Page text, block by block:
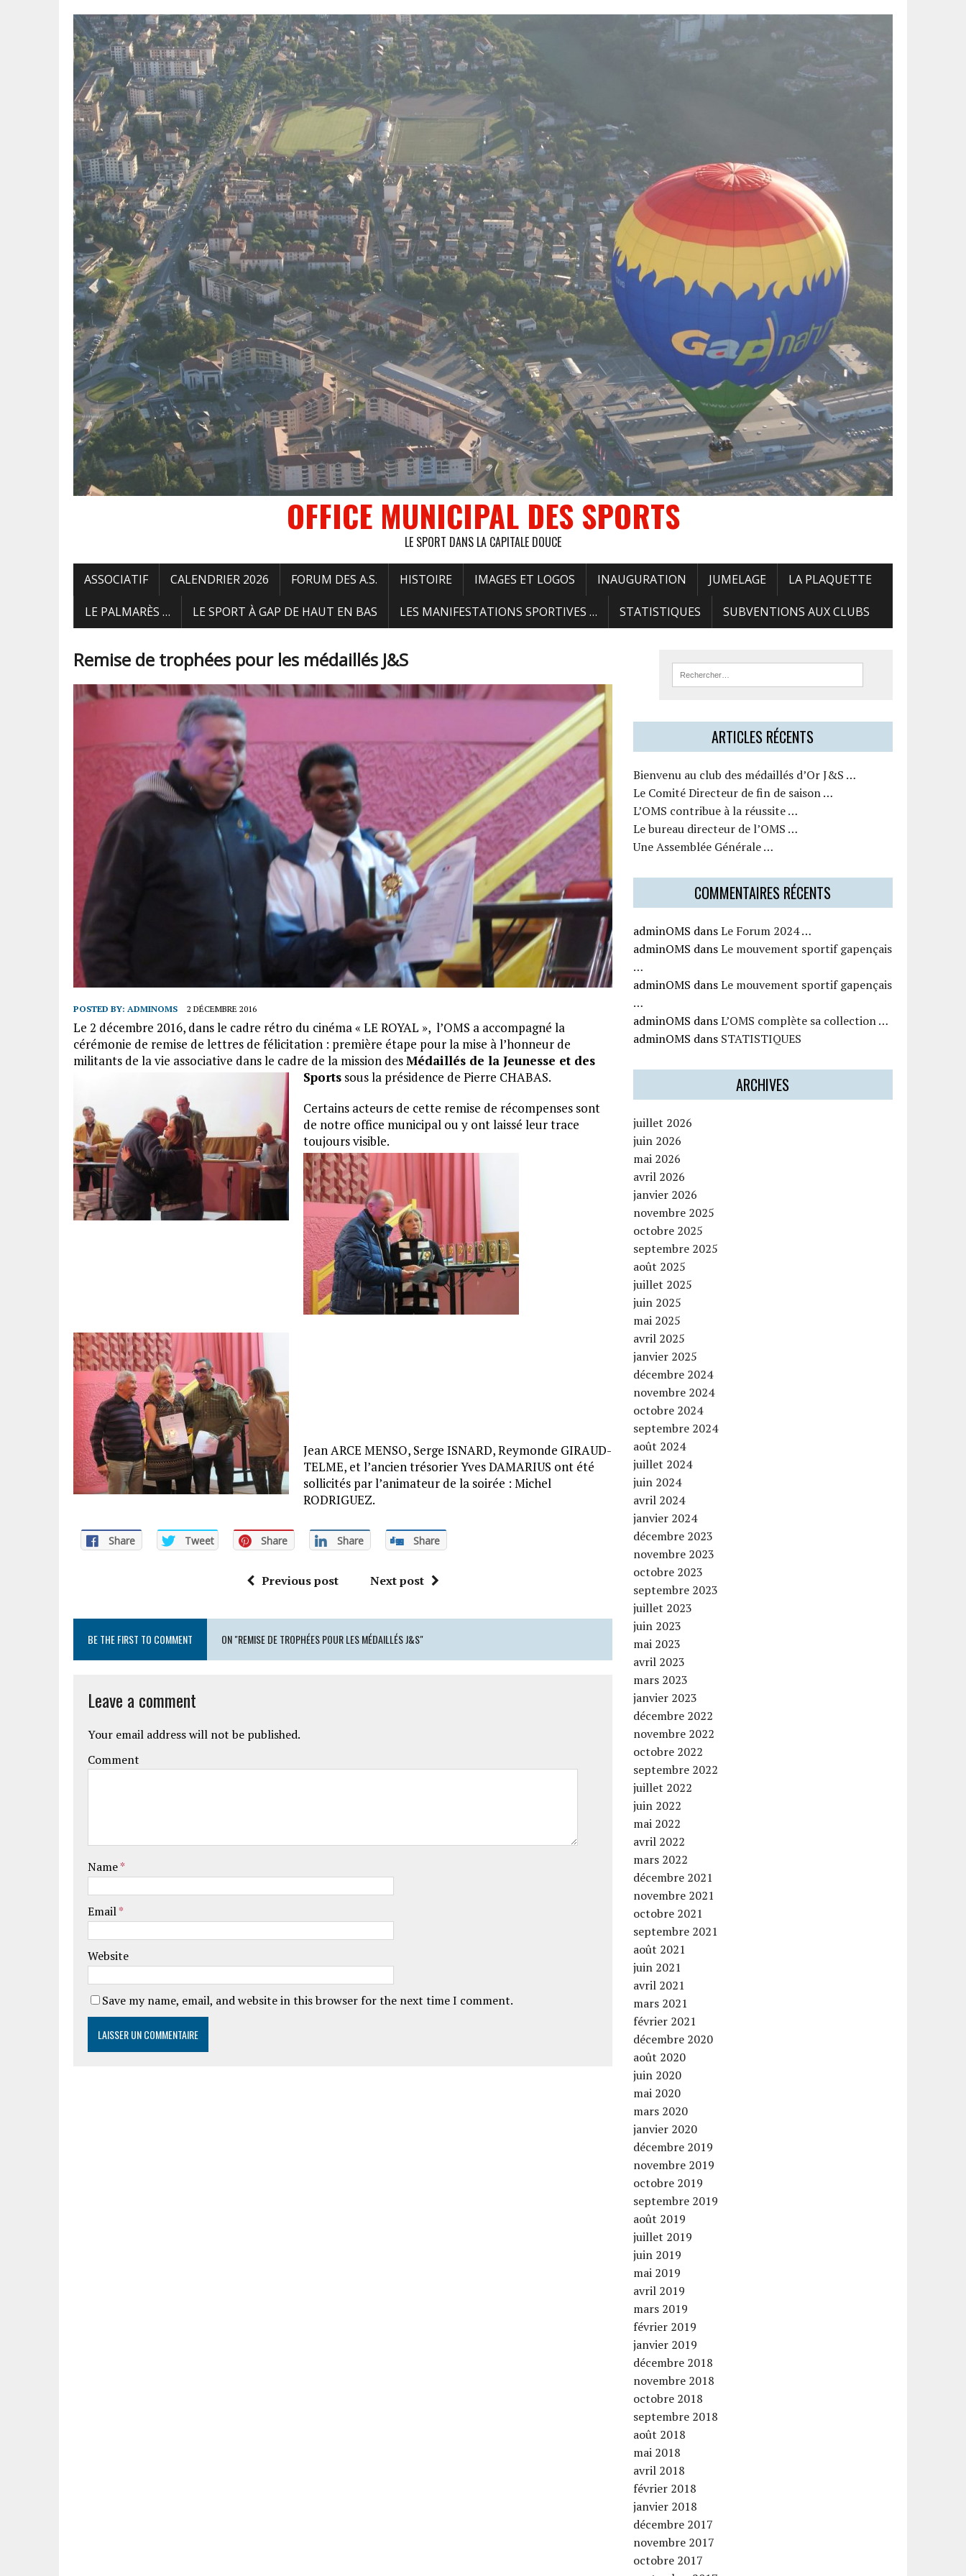
OFFICE MUNICIPAL DES SPORTS
LE SPORT DANS LA CAPITALE DOUCE
ASSOCIATIF CALENDRIER 2026 FORUM DES A.S. HISTOIRE IMAGES ET LOGOS INAUGURATION JUMELAGE LA PLAQUETTE
LE PALMARÈS … LE SPORT À GAP DE HAUT EN BAS LES MANIFESTATIONS SPORTIVES … STATISTIQUES SUBVENTIONS AUX CLUBS
Remise de trophées pour les médaillés J&S
POSTED BY: ADMINOMS 2 DÉCEMBRE 2016
Le 2 décembre 2016, dans le cadre rétro du cinéma « LE ROYAL », l’OMS a accompagné la
cérémonie de remise de lettres de félicitation : première étape pour la mise à l’honneur de
militants de la vie associative dans le cadre de la mission desMédaillés de la Jeunesse et des
Sports sous la présidence de Pierre CHABAS.
Certains acteurs de cette remise de récompenses sont
de notre office municipal ou y ont laissé leur trace
toujours visible.
Jean ARCE MENSO, Serge ISNARD, Reymonde GIRAUD-
TELME, et l’ancien trésorier Yves DAMARIUS ont été
sollicités par l’animateur de la soirée : Michel
RODRIGUEZ.
Share Tweet Share Share Share
Previous post Next post
BE THE FIRST TO COMMENT ON "REMISE DE TROPHÉES POUR LES MÉDAILLÉS J&S"
Leave a comment
Your email address will not be published.
Comment
Name*
Email*
Website
Save my name, email, and website in this browser for the next time I comment.
ARTICLES RÉCENTS
Bienvenu au club des médaillés d’Or J&S …
Le Comité Directeur de fin de saison …
L’OMS contribue à la réussite …
Le bureau directeur de l’OMS …
Une Assemblée Générale …
COMMENTAIRES RÉCENTS
adminOMS dansLe Forum 2024 …
adminOMS dansLe mouvement sportif gapençais
…
adminOMS dansLe mouvement sportif gapençais
…
adminOMS dansL’OMS complète sa collection …
adminOMS dans STATISTIQUES
ARCHIVES
juillet 2026
juin 2026
mai 2026
avril 2026
janvier 2026
novembre 2025
octobre 2025
septembre 2025
août 2025
juillet 2025
juin 2025
mai 2025
avril 2025
janvier 2025
décembre 2024
novembre 2024
octobre 2024
septembre 2024
août 2024
juillet 2024
juin 2024
avril 2024
janvier 2024
décembre 2023
novembre 2023
octobre 2023
septembre 2023
juillet 2023
juin 2023
mai 2023
avril 2023
mars 2023
janvier 2023
décembre 2022
novembre 2022
octobre 2022
septembre 2022
juillet 2022
juin 2022
mai 2022
avril 2022
mars 2022
décembre 2021
novembre 2021
octobre 2021
septembre 2021
août 2021
juin 2021
avril 2021
mars 2021
février 2021
décembre 2020
août 2020
juin 2020
mai 2020
mars 2020
janvier 2020
décembre 2019
novembre 2019
octobre 2019
septembre 2019
août 2019
juillet 2019
juin 2019
mai 2019
avril 2019
mars 2019
février 2019
janvier 2019
décembre 2018
novembre 2018
octobre 2018
septembre 2018
août 2018
mai 2018
avril 2018
février 2018
janvier 2018
décembre 2017
novembre 2017
octobre 2017